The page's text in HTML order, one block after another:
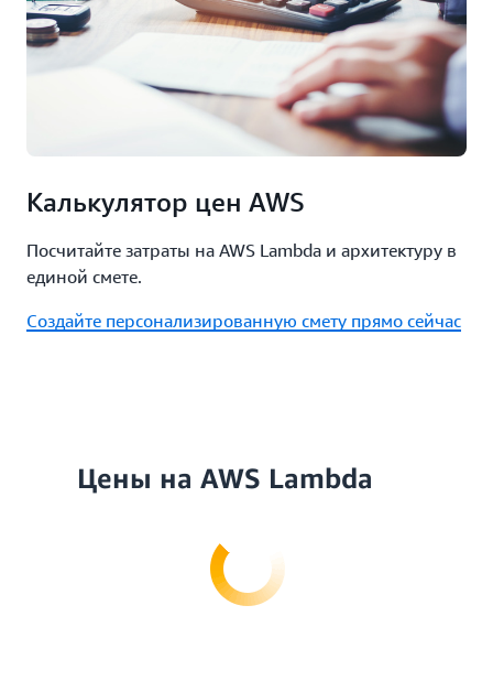
Калькулятор цен AWS
Посчитайте затраты на AWS Lambda и архитектуру в
единой смете.
Создайте персонализированную смету прямо сейчас
Цены на AWS Lambda